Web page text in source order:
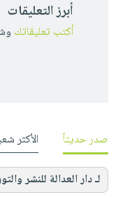
أبرز التعليقات
أكتب تعليقاتك
صدر حديثاً الأكثر
لـ دار العدالة للنشر